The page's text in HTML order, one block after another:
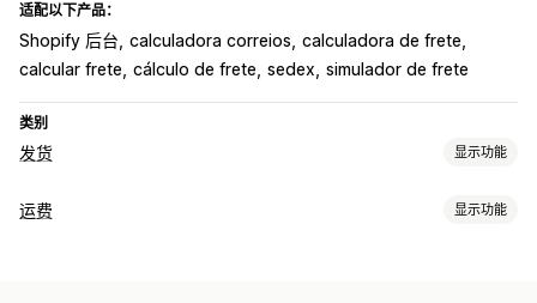
适配以下产品：
Shopify 后台 calculadora correios calculadora de frete
calcular frete cálculo de frete sedex simulador de frete
类别
发货 显示功能
标签和包装
运费 显示功能